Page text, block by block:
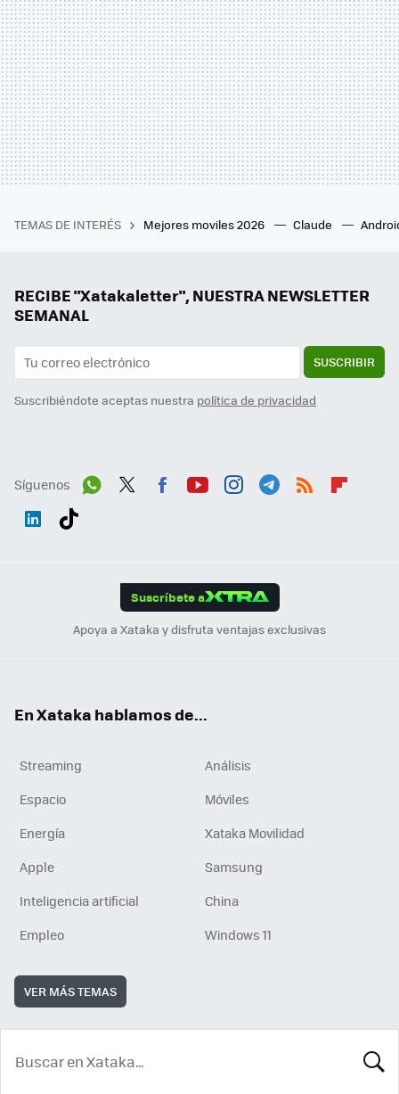
TEMAS DE INTERÉS Mejores moviles 2026 Claude
RECIBE "Xatakaletter", NUESTRA NEWSLETTER
SEMANAL
SUSCRIBIR
Suscribiéndote aceptas nuestra política de privacidad
Síguenos
Suscríbete a
Apoya a Xataka y disfruta ventajas exclusivas
En Xataka hablamos de...
Streaming
Análisis
Espacio
Móviles
Energía
Xataka Movilidad
Apple
Samsung
Inteligencia artificial
China
Empleo
Windows 11
VER MÁS TEMAS